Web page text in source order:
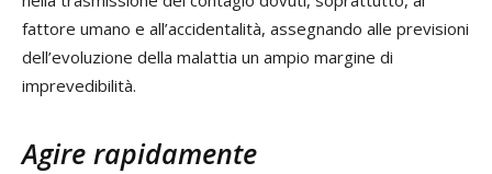
fattore umano e all’accidentalità, assegnando alle previsioni
dell’evoluzione della malattia un ampio margine di
imprevedibilità.
Agire rapidamente